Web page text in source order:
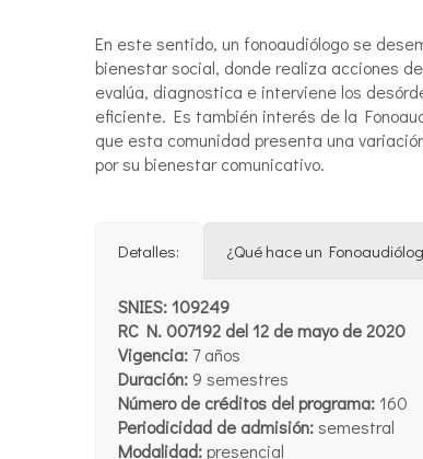
En este sentido, un fonoaudiólogo se
bienestar social, donde realiza acciones
evalúa, diagnostica e interviene los
eficiente. Es también interés de la
que esta comunidad presenta una
por su bienestar comunicativo.
Detalles: ¿Qué hace un
SNIES: 109249
RC N. 007192 del 12 de mayo de 2020
Vigencia: 7 años
Duración: 9 semestres
Número de créditos del programa: 160
Periodicidad de admisión:semestral
Modalidad: presencial